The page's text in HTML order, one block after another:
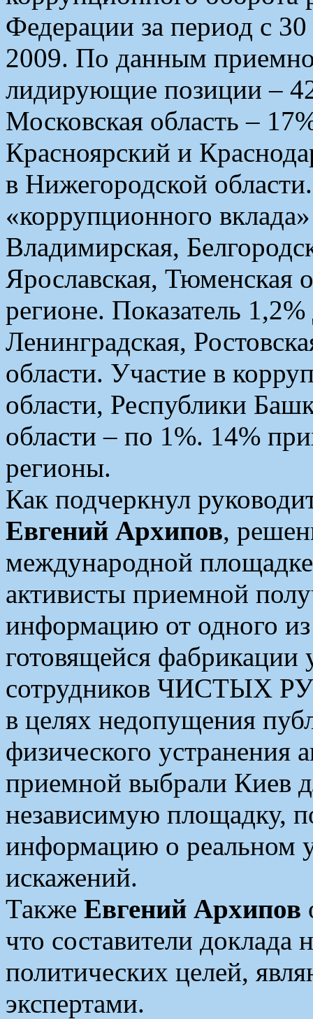
Федерации за период с
2009. По данным
лидирующие позиции –
Московская область –
Красноярский и
в Нижегородской
«коррупционного
Владимирская,
Ярославская, Тюменская
регионе. Показатель
Ленинградская,
области. Участие в
области, Республики
области – по 1%. 14%
регионы.
Как подчеркнул
Евгений Архипов,
международной
активисты приемной
информацию от одного
готовящейся фабрикации
сотрудников ЧИСТЫХ
в целях недопущения
физического устранения
приемной выбрали Киев
независимую площадку,
информацию о реальном
искажений.
Также Евгений Архипов
что составители доклада
политических целей,
экспертами.